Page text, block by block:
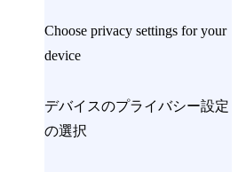
Choose privacy settings for your
device
デバイスのプライバシー設定
の選択